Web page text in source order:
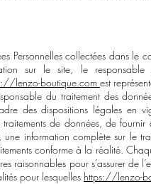
Personnelles collectées dans
sur le site, le responsable
lenzo-boutique.com est
du traitement des
des dispositions légales en
traitements de données, de
une information complète sur le
conforme à la réalité.
raisonnables pour s’assurer de
pour lesquelles https://lenzo-